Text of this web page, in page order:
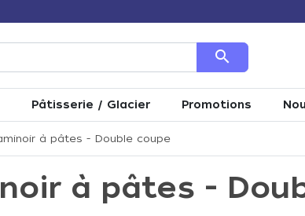
search
Pâtisserie / Glacier Promotions
à pâtes - Double coupe
à pâtes -